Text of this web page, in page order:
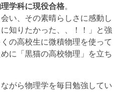
学科に現役合格。
い、その素晴らしさに感動し
知りたかった、、！！」と強
の高校生に微積物理を使って
に「黒猫の高校物理」を立ち
がら物理学を毎日勉強してい